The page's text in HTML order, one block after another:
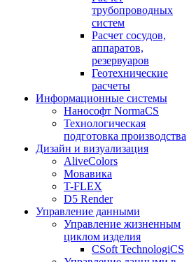
трубопроводных
систем
Расчет сосудов,
аппаратов,
резервуаров
Геотехнические
расчеты
Информационные системы
Нанософт NormaCS
Технологическая
подготовка производства
Дизайн и визуализация
AliveColors
Мовавика
T-FLEX
D5 Render
Управление данными
Управление жизненным
циклом изделия
CSoft TechnologiCS